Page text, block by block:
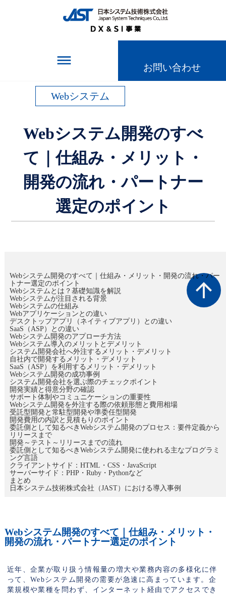
TOPページ＞記事一覧＞
Webシステム開発のすべて｜仕組み・メリット・開
発の流れ・パートナー選定のポイント
dehaze お問い合わせ
arrow_upward
Webシステム
Webシステム開発のすべ
て｜仕組み・メリット・
開発の流れ・パートナー
選定のポイント
Webシステム開発のすべて｜仕組み・メリット・開発の流れ・パー
トナー選定のポイント
Webシステムとは？基礎知識を解説
Webシステムが注目される背景
Webシステムの仕組み
Webアプリケーションとの違い
デスクトップアプリ（ネイティブアプリ）との違い
SaaS（ASP）との違い
Webシステム開発のアプローチ方法
Webシステム導入のメリットとデメリット
システム開発会社へ外注するメリット・デメリット
自社内で開発するメリット・デメリット
SaaS（ASP）を利用するメリット・デメリット
Webシステム開発の成功事例
システム開発会社を選ぶ際のチェックポイント
開発実績と得意分野の確認
サポート体制やコミュニケーションの重要性
Webシステム開発を外注する際の依頼形態と費用相場
受託型開発と常駐型開発や準委任型開発
開発費用の内訳と見積もりのポイント
委託側として知るべきWebシステム開発のプロセス：要件定義から
リリースまで
開発～テスト～リリースまでの流れ
委託側として知るべきWebシステム開発に使われる主なプログラミ
ング言語
クライアントサイド：HTML・CSS・JavaScript
サーバーサイド：PHP・Ruby・Pythonなど
まとめ
日本システム技術株式会社（JAST）における導入事例
Webシステム開発のすべて｜仕組み・メリット・
開発の流れ・パートナー選定のポイント
近年、企業が取り扱う情報量の増大や業務内容の多様化に伴
って、Webシステム開発の需要が急速に高まっています。企
業規模や業種を問わず、インターネット経由でアクセスでき